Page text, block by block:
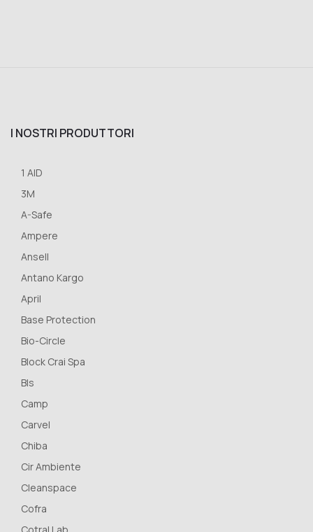
I NOSTRI PRODUTTORI
1 AID
3M
A-Safe
Ampere
Ansell
Antano Kargo
April
Base Protection
Bio-Circle
Block Crai Spa
Bls
Camp
Carvel
Chiba
Cir Ambiente
Cleanspace
Cofra